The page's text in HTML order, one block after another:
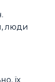
люди
їх